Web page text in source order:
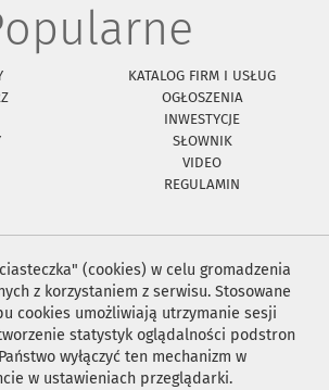
KATALOG FIRM I USŁUG
OGŁOSZENIA
INWESTYCJE
SŁOWNIK
VIDEO
REGULAMIN
(cookies) w celu gromadzenia
z korzystaniem z serwisu. Stosowane
cookies umożliwiają utrzymanie sesji
statystyk oglądalności podstron
wyłączyć ten mechanizm w
w ustawieniach przeglądarki.